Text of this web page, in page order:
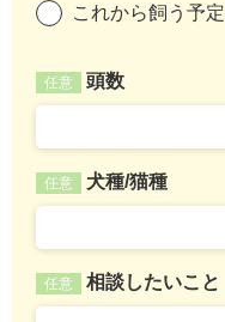
これから飼う予定
任意 頭数
任意 犬種/猫種
任意 相談したいこと